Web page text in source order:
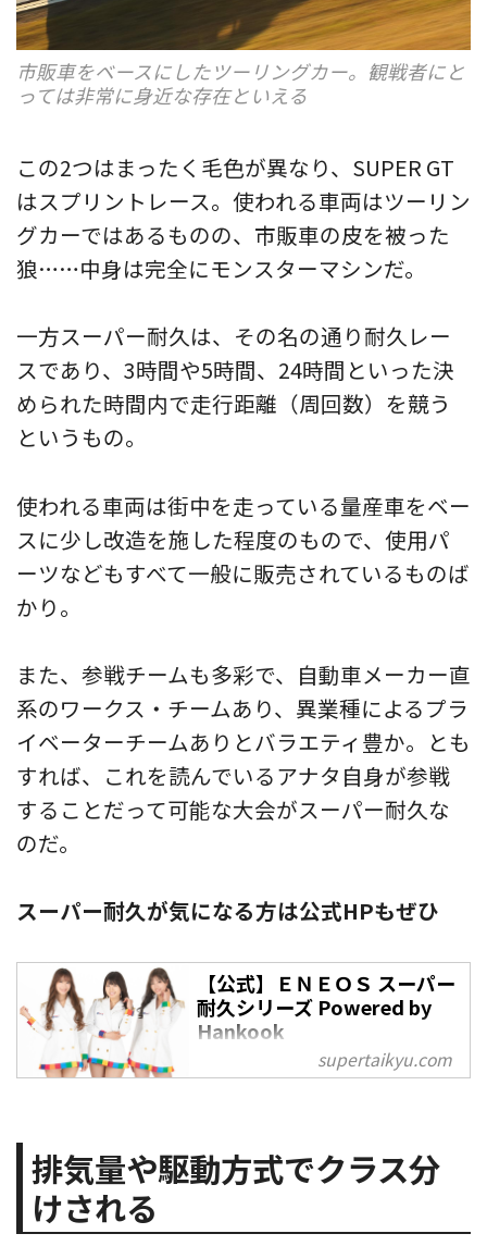
市販車をベースにしたツーリングカー。観戦者にと
っては非常に身近な存在といえる
この2つはまったく毛色が異なり、SUPER GT
はスプリントレース。使われる車両はツーリン
グカーではあるものの、市販車の皮を被った
狼……中身は完全にモンスターマシンだ。
一方スーパー耐久は、その名の通り耐久レー
スであり、3時間や5時間、24時間といった決
められた時間内で走行距離（周回数）を競う
というもの。
使われる車両は街中を走っている量産車をベー
スに少し改造を施した程度のもので、使用パ
ーツなどもすべて一般に販売されているものば
かり。
また、参戦チームも多彩で、自動車メーカー直
系のワークス・チームあり、異業種によるプラ
イベーターチームありとバラエティ豊か。とも
すれば、これを読んでいるアナタ自身が参戦
することだって可能な大会がスーパー耐久な
のだ。
スーパー耐久が気になる方は公式HPもぜひ
【公式】ＥＮＥＯＳ スーパー
耐久シリーズ Powered by
Hankook
ＥＮＥＯＳ スーパー耐久シリーズ
supertaikyu.com
排気量や駆動方式でクラス分
けされる